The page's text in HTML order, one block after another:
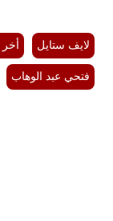
لايف ستايل
فتحي عبد الوهاب